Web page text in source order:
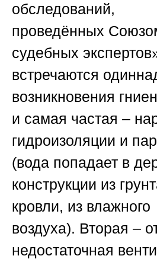
обследований,
проведённых
судебных
встречаются
возникновения
и самая частая –
гидроизоляции и
(вода попадает в
конструкции из
кровли, из влажного
воздуха). Вторая –
недостаточная